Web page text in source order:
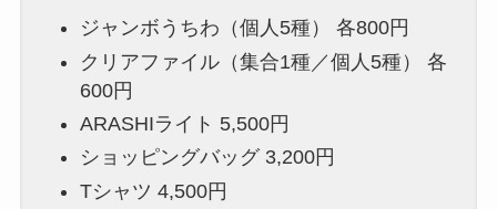
ジャンボうちわ（個人5種） 各800円
クリアファイル（集合1種／個人5種） 各
600円
ARASHIライト 5,500円
ショッピングバッグ 3,200円
Tシャツ 4,500円